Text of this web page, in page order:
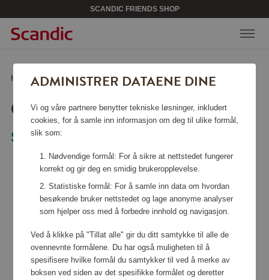
SCANDIC FRIENDS SHOP
Hjem /Vesker & tilbehør/Toalettmapper/Cay Toalettveske
CAY TOALETTVESKE
Saddler
ADMINISTRER DATAENE DINE
Vi og våre partnere benytter tekniske løsninger, inkludert
cookies, for å samle inn informasjon om deg til ulike formål,
slik som:
Nødvendige formål: For å sikre at nettstedet fungerer
korrekt og gir deg en smidig brukeropplevelse.
Statistiske formål: For å samle inn data om hvordan
besøkende bruker nettstedet og lage anonyme analyser
som hjelper oss med å forbedre innhold og navigasjon.
Ved å klikke på "Tillat alle" gir du ditt samtykke til alle de
ovennevnte formålene. Du har også muligheten til å
spesifisere hvilke formål du samtykker til ved å merke av
boksen ved siden av det spesifikke formålet og deretter